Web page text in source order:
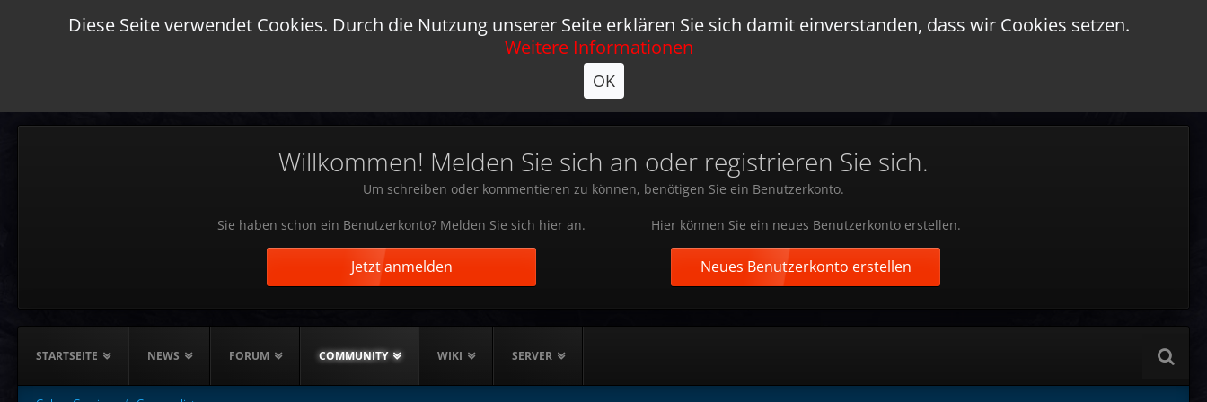
Willkommen! Melden Sie sich an oder registrieren Sie sich.
Um schreiben oder kommentieren zu können, benötigen Sie ein Benutzerkonto.
Sie haben schon ein Benutzerkonto? Melden Sie sich hier an.
Jetzt anmelden
Hier können Sie ein neues Benutzerkonto erstellen.
Neues Benutzerkonto erstellen
STARTSEITE NEWS FORUM COMMUNITY WIKI SERVER
Diese Seite verwendet Cookies. Durch die Nutzung unserer Seite erklären Sie sich damit einverstanden, dass wir Cookies setzen.
Weitere Informationen
OK